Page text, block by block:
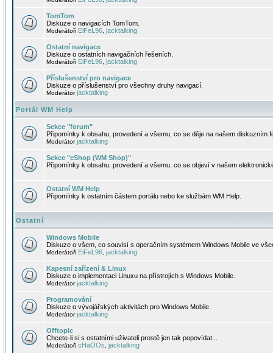
TomTom
Diskuze o navigacích TomTom.
Moderátoři EiFeL96 jacktalking
Ostatní navigace
Diskuze o ostatních navigačních řešeních.
Moderátoři EiFeL96 jacktalking
Příslušenství pro navigace
Diskuze o příslušenství pro všechny druhy navigací.
Moderátorjacktalking
Portál WM Help
Sekce "forum"
Připomínky k obsahu, provedení a všemu, co se děje na našem diskuzním
Moderátorjacktalking
Sekce "eShop (WM Shop)"
Připomínky k obsahu, provedení a všemu, co se objeví v našem
Ostatní WM Help
Připomínky k ostatním částem portálu nebo ke službám WM Help.
Ostatní
Windows Mobile
Diskuze o všem, co souvisí s operačním systémem Windows Mobile ve
Moderátoři EiFeL96 jacktalking
Kapesní zařízení & Linux
Diskuze o implementaci Linuxu na přístrojích s Windows Mobile.
Moderátorjacktalking
Programování
Diskuze o vývojářských aktivitách pro Windows Mobile.
Moderátorjacktalking
Offtopic
Chcete-li si s ostatními uživateli prostě jen tak popovídat...
Moderátoři cHaOOs jacktalking